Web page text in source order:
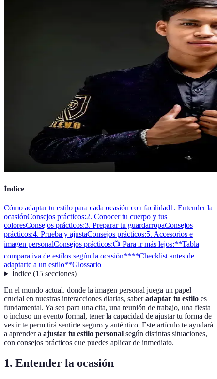
Índice
Cómo adaptar tu estilo para cada ocasión con facilidad1. Entender la
ocasiónConsejos prácticos:2. Conocer tu cuerpo y tus
coloresConsejos prácticos:3. Preparar tu guardarropaConsejos
prácticos:4. Prueba y ajustaConsejos prácticos:5. Accesorios e
imagen personalConsejos prácticos:📺 Para ir más lejos:**Tabla
comparativa de estilos según la ocasión****Checklist antes de
adaptarte a un estilo**Glossario
Índice(15 secciones)
En el mundo actual, donde la imagen personal juega un papel
crucial en nuestras interacciones diarias, saberadaptar tu estilo es
fundamental. Ya sea para una cita, una reunión de trabajo, una fiesta
o incluso un evento formal, tener la capacidad de ajustar tu forma de
vestir te permitirá sentirte seguro y auténtico. Este artículo te ayudará
a aprender a ajustar tu estilo personal según distintas situaciones,
con consejos prácticos que puedes aplicar de inmediato.
1. Entender la ocasión